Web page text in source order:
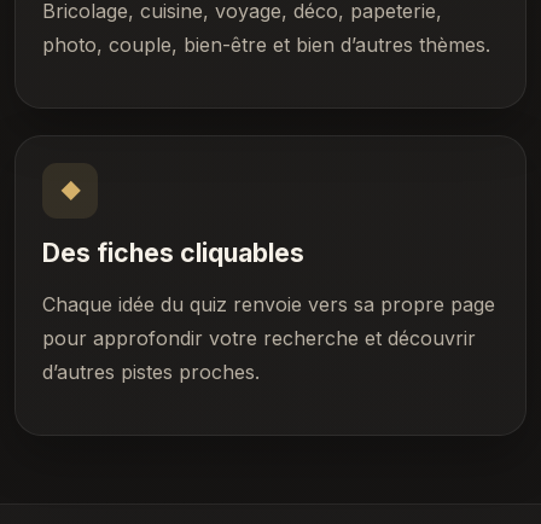
Bricolage, cuisine, voyage, déco, papeterie,
photo, couple, bien-être et bien d’autres thèmes.
◆
Des fiches cliquables
Chaque idée du quiz renvoie vers sa propre page
pour approfondir votre recherche et découvrir
d’autres pistes proches.